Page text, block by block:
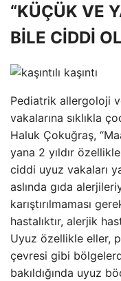
“KÜÇÜK VE
BİLE CİDDİ
Pediatrik allergoloji
vakalarına sıklıkla
Haluk Çokuğraş,
yana 2 yıldır
ciddi uyuz vakaları
aslında gıda
karıştırılmaması
hastalıktır, alerjik
Uyuz özellikle eller,
çevresi gibi
bakıldığında uyuz